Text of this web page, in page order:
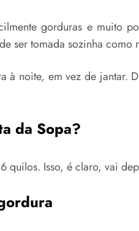
gorduras e muito
ser tomada sozinha
à noite, em vez de
da Sopa?
quilos. Isso, é claro, vai